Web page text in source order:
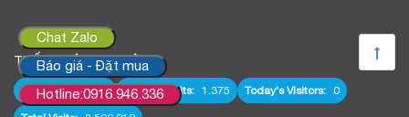
THỐNG KÊ TRUY CẬP
Online Users: 42 Today's Visits: 1.375 Today's Visitors: 0
Chat Zalo
Báo giá - Đặt mua
Hotline:0916.946.336